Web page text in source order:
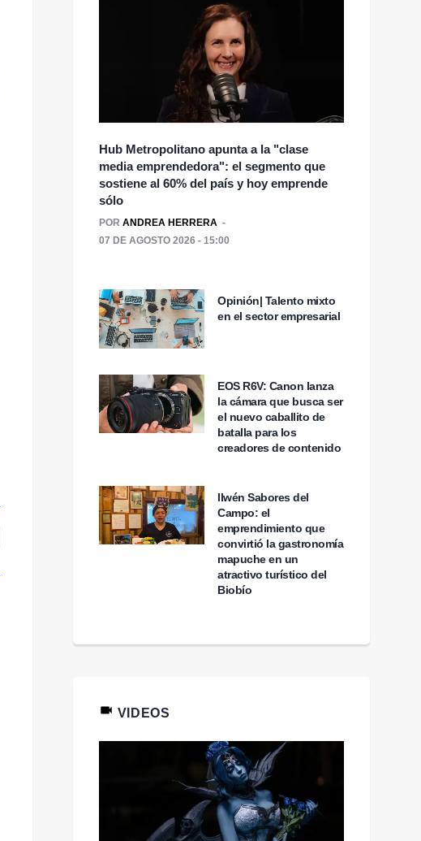
Hub Metropolitano apunta a la "clase
media emprendedora": el segmento que
sostiene al 60% del país y hoy emprende
sólo
POR ANDREA HERRERA
07 DE AGOSTO 2026 - 15:00
Opinión| Talento mixto
en el sector empresarial
EOS R6V: Canon lanza
la cámara que busca ser
el nuevo caballito de
batalla para los
creadores de contenido
Ilwén Sabores del
Campo: el
emprendimiento que
convirtió la gastronomía
mapuche en un
atractivo turístico del
Biobío
VIDEOS